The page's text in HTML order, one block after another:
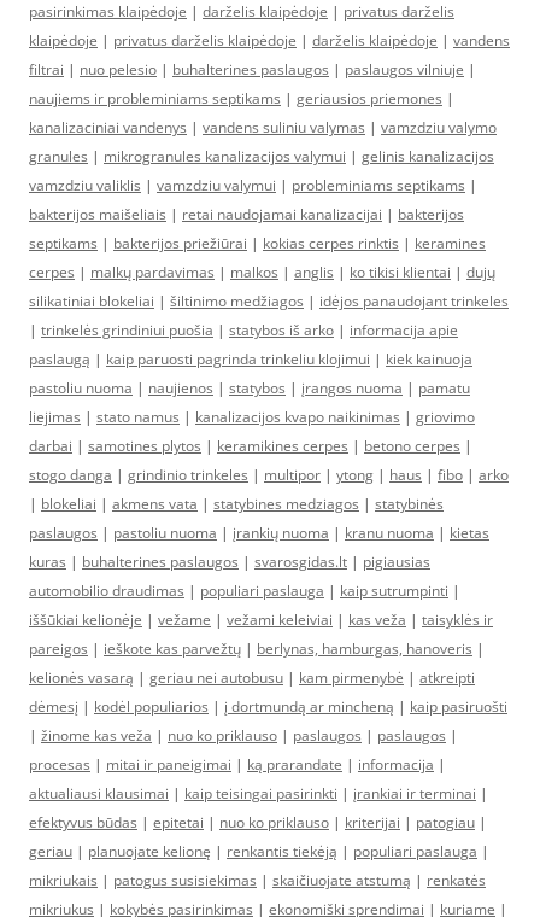
pasirinkimas klaipėdoje | darželis klaipėdoje | privatus darželis
klaipėdoje | privatus darželis klaipėdoje | darželis klaipėdoje | vandens
filtrai | nuo pelesio | buhalterines paslaugos | paslaugos vilniuje |
naujiems ir probleminiams septikams | geriausios priemones |
kanalizaciniai vandenys | vandens suliniu valymas | vamzdziu valymo
granules | mikrogranules kanalizacijos valymui | gelinis kanalizacijos
vamzdziu valiklis | vamzdziu valymui | probleminiams septikams |
bakterijos maišeliais | retai naudojamai kanalizacijai | bakterijos
septikams | bakterijos priežiūrai | kokias cerpes rinktis | keramines
cerpes | malkų pardavimas | malkos | anglis | ko tikisi klientai | dujų
silikatiniai blokeliai | šiltinimo medžiagos | idėjos panaudojant trinkeles
| trinkelės grindiniui puošia | statybos iš arko | informacija apie
paslaugą | kaip paruosti pagrinda trinkeliu klojimui | kiek kainuoja
pastoliu nuoma | naujienos | statybos | įrangos nuoma | pamatu
liejimas | stato namus | kanalizacijos kvapo naikinimas | griovimo
darbai | samotines plytos | keramikines cerpes | betono cerpes |
stogo danga | grindinio trinkeles | multipor | ytong | haus | fibo | arko
| blokeliai | akmens vata | statybines medziagos | statybinės
paslaugos | pastoliu nuoma | įrankių nuoma | kranu nuoma | kietas
kuras | buhalterines paslaugos | svarosgidas.lt | pigiausias
automobilio draudimas | populiari paslauga | kaip sutrumpinti |
iššūkiai kelionėje | vežame | vežami keleiviai | kas veža | taisyklės ir
pareigos | ieškote kas parvežtų | berlynas, hamburgas, hanoveris |
kelionės vasarą | geriau nei autobusu | kam pirmenybė | atkreipti
dėmesį | kodėl populiarios | į dortmundą ar mincheną | kaip pasiruošti
| žinome kas veža | nuo ko priklauso | paslaugos | paslaugos |
procesas | mitai ir paneigimai | ką prarandate | informacija |
aktualiausi klausimai | kaip teisingai pasirinkti | įrankiai ir terminai |
efektyvus būdas | epitetai | nuo ko priklauso | kriterijai | patogiau |
geriau | planuojate kelionę | renkantis tiekėją | populiari paslauga |
mikriukais | patogus susisiekimas | skaičiuojate atstumą | renkatės
mikriukus | kokybės pasirinkimas | ekonomiški sprendimai | kuriame |